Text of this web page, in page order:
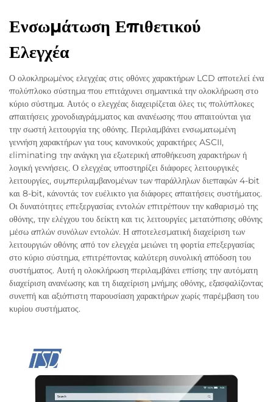
Ενσωμάτωση Επιθετικού
Ελεγχέα
Ο ολοκληρωμένος ελεγχέας στις οθόνες χαρακτήρων LCD αποτελεί ένα
πολύπλοκο σύστημα που επιτάχυνει σημαντικά την ολοκλήρωση στο
κύριο σύστημα. Αυτός ο ελεγχέας διαχειρίζεται όλες τις πολύπλοκες
απαιτήσεις χρονοδιαγράμματος και ανανέωσης που απαιτούνται για
την σωστή λειτουργία της οθόνης. Περιλαμβάνει ενσωματωμένη
γεννήση χαρακτήρων για τους κανονικούς χαρακτήρες ASCII,
εliminating την ανάγκη για εξωτερική αποθήκευση χαρακτήρων ή
λογική γεννήσεις. Ο ελεγχέας υποστηρίζει διάφορες λειτουργικές
λειτουργίες, συμπεριλαμβανομένων των παράλληλων διεπαφών 4-bit
και 8-bit, κάνοντάς τον ευέλικτο για διάφορες απαιτήσεις συστήματος.
Οι δυνατότητες επεξεργασίας εντολών επιτρέπουν την καθαρισμό της
οθόνης, την ελέγχου του δείκτη και τις λειτουργίες μετατόπισης οθόνης
μέσω απλών συνόλων εντολών. Η αποτελεσματική διαχείριση των
λειτουργιών οθόνης από τον ελεγχέα μειώνει τη φορτία επεξεργασίας
στο κύριο σύστημα, επιτρέποντας καλύτερη συνολική απόδοση του
συστήματος. Αυτή η ολοκλήρωση περιλαμβάνει επίσης την αυτόματη
διαχείριση ανανέωσης και τη διαχείριση μνήμης οθόνης, εξασφαλίζοντας
συνεπή και αξιόπιστη παρουσίαση χαρακτήρων χωρίς παρέμβαση του
κυρίου συστήματος.